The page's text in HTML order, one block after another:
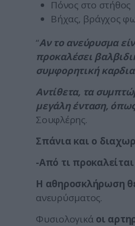
Πόνος στο στήθος
Βήχας, βράγχος
“Αν το ανεύρυσμα
προκαλέσει
συμφορητική
Αντίθετα, τα
μεγάλη ένταση,
Σουφλέρης.
Σπάνια και ο
-Από τι
Η αθηροσκλήρωση
ανευρύσματος.
Φυσιολογικά οι